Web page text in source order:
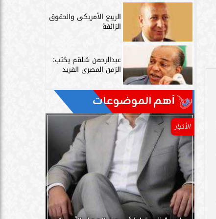
الربيع الأمريكى والحقوق
الزائفة
عبدالرحمن شلقم يكتب:
الزمن المصرى الفريد
آهم الموضوعات
الأخبار